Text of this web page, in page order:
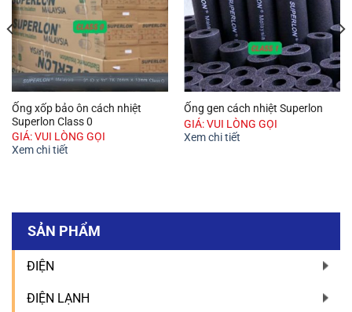
SẢN PHẨM
ĐIỆN
ĐIỆN LẠNH
Ống xốp bảo ôn cách nhiệt
Superlon Class 0
GIÁ: VUI LÒNG GỌI
Xem chi tiết
Ống gen cách nhiệt Superlon
GIÁ: VUI LÒNG GỌI
Xem chi tiết